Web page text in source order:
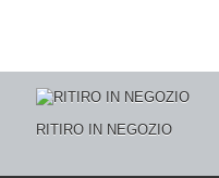
RITIRO IN NEGOZIO